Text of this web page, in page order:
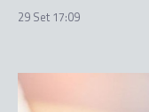
29 Set 17:09